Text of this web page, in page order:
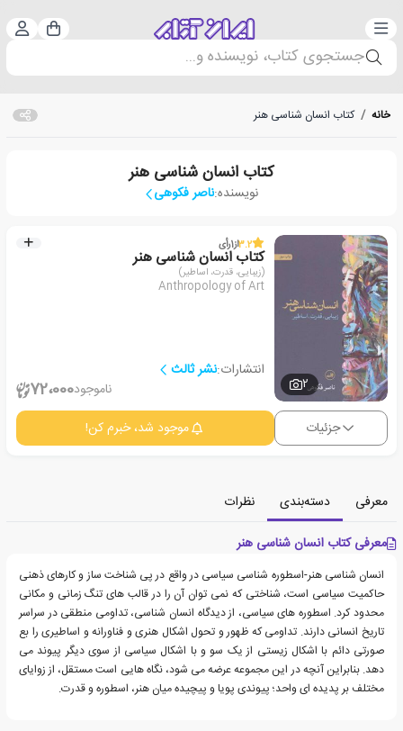
دسته‌بندی سبد
جستجوی کتاب، نویسنده و...
خانه / کتاب انسان شناسی هنر
کتاب انسان شناسی هنر
نویسنده:ناصر فکوهی
2
3.2از1رأی
کتاب انسان شناسی هنر
(زیبایی، قدرت، اساطیر)
Anthropology of Art
انتشارات:نشر ثالث
ناموجود72،000
جزئیات موجود شد، خبرم کن!
معرفی دسته‌بندی
نظرات
معرفی کتاب انسان شناسی هنر
انسان شناسی هنر-اسطوره شناسی سیاسی در واقع در پی شناخت ساز و کارهای ذهنی
حاکمیت سیاسی است، شناختی که نمی توان آن را در قالب های تنگ زمانی و مکانی
محدود کرد. اسطوره های سیاسی، از دیدگاه انسان شناسی، تداومی منطقی در سراسر
تاریخ انسانی دارند. تداومی که ظهور و تحول اشکال هنری و فناورانه و اساطیری را بع
صورتی دائم با اشکال زیستی از یک سو و با اشکال سیاسی از سوی دیگر پیوند می
دهد. بنابراین آنچه در این مجموعه عرضه می شود، نگاه هایی است مستقل، از زوایای
مختلف بر پدیده ای واحد؛ پیوندی پویا و پیچیده میان هنر، اسطوره و قدرت.